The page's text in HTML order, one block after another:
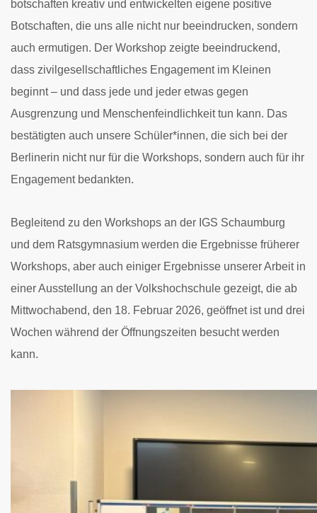
botschaften kreativ und entwickelten eigene positive
Botschaften, die uns alle nicht nur beeindrucken, sondern
auch ermutigen. Der Workshop zeigte beeindruckend,
dass zivilgesellschaftliches Engagement im Kleinen
beginnt – und dass jede und jeder etwas gegen
Ausgrenzung und Menschenfeindlichkeit tun kann. Das
bestätigten auch unsere Schüler*innen, die sich bei der
Berlinerin nicht nur für die Workshops, sondern auch für ihr
Engagement bedankten.
Begleitend zu den Workshops an der IGS Schaumburg
und dem Ratsgymnasium werden die Ergebnisse früherer
Workshops, aber auch einiger Ergebnisse unserer Arbeit in
einer Ausstellung an der Volkshochschule gezeigt, die ab
Mittwochabend, den 18. Februar 2026, geöffnet ist und drei
Wochen während der Öffnungszeiten besucht werden
kann.